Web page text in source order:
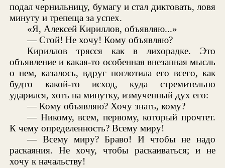
подал чернильницу, бумагу и стал диктовать, ловя
минуту и трепеща за успех.
«Я, Алексей Кириллов, объявляю...»
— Стой! Не хочу! Кому объявляю?
Кириллов трясся как в лихорадке. Это
объявление и какая-то особенная внезапная мысль
о нем, казалось, вдруг поглотила его всего, как
будто какой-то исход, куда стремительно
ударился, хоть на минутку, измученный дух его:
— Кому объявляю? Хочу знать, кому?
— Никому, всем, первому, который прочтет.
К чему определенность? Всему миру!
— Всему миру? Браво! И чтобы не надо
раскаяния. Не хочу, чтобы раскаиваться; и не
хочу к начальству!